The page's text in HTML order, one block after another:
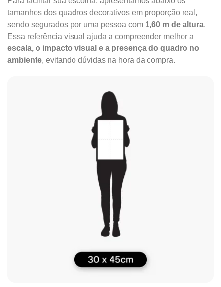
tamanhos dos quadros decorativos em proporção real,
sendo segurados por uma pessoa com 1,60 m de altura.
Essa referência visual ajuda a compreender melhor a
escala, o impacto visual e a presença do quadro no
ambiente, evitando dúvidas na hora da compra.